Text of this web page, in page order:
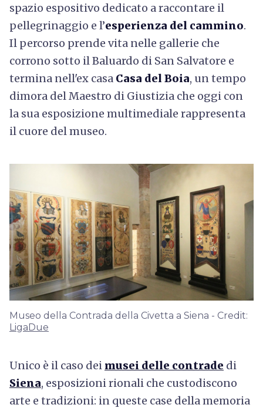
spazio espositivo dedicato a raccontare il
pellegrinaggio e l’esperienza del cammino.
Il percorso prende vita nelle gallerie che
corrono sotto il Baluardo di San Salvatore e
termina nell'ex casa Casa del Boia, un tempo
dimora del Maestro di Giustizia che oggi con
la sua esposizione multimediale rappresenta
il cuore del museo.
Museo della Contrada della Civetta a Siena - Credit:
LigaDue
Unico è il caso dei musei delle contrade di
Siena, esposizioni rionali che custodiscono
arte e tradizioni: in queste case della memoria